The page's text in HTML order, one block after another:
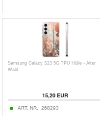
Samsung Galaxy S23 5G TPU Hülle - Alter
Wald
15,20EUR
ART. NR.: 268293